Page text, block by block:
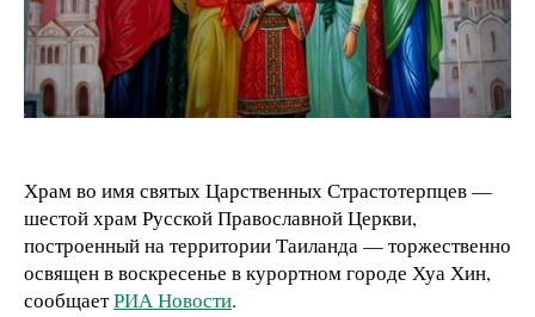
Храм во имя святых Царственных Страстотерпцев —
шестой храм Русской Православной Церкви,
построенный на территории Таиланда — торжественно
освящен в воскресенье в курортном городе Хуа Хин,
сообщаетРИА Новости.